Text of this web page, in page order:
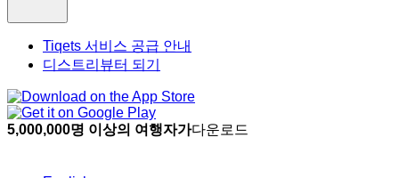
Tiqets 서비스 공급 안내
디스트리뷰터 되기
5,000,000명 이상의 여행자가다운로드